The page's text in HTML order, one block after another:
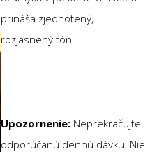
prináša zjednotený,
rozjasnený tón.
Upozornenie: Neprekračujte
odporúčanú dennú dávku. Nie